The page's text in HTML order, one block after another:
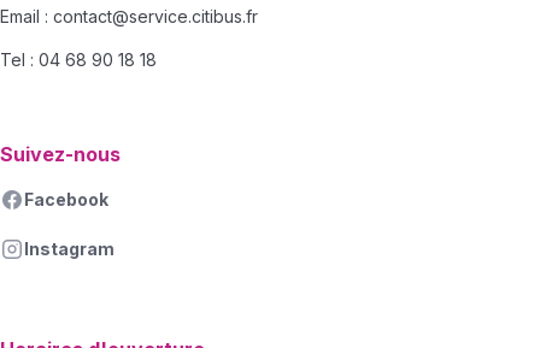
Email : contact@service.citibus.fr
Tel : 04 68 90 18 18
Suivez-nous
Facebook
Instagram